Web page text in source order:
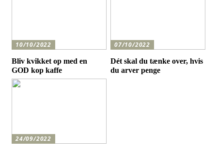
10/10/2022
Bliv kvikket op med en
GOD kop kaffe
07/10/2022
Dét skal du tænke over, hvis
du arver penge
24/09/2022